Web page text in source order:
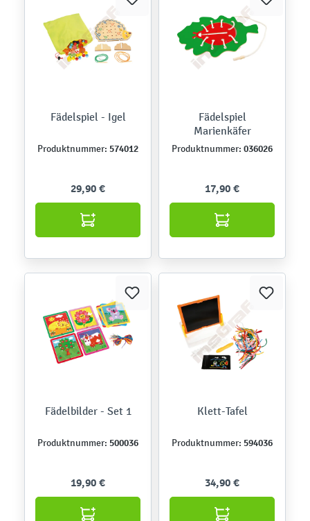
Fädelspiel - Igel
Produktnummer: 574012
29,90 €
Fädelspiel
Marienkäfer
Produktnummer: 036026
17,90 €
Fädelbilder - Set 1
Produktnummer: 500036
19,90 €
Klett-Tafel
Produktnummer: 594036
34,90 €